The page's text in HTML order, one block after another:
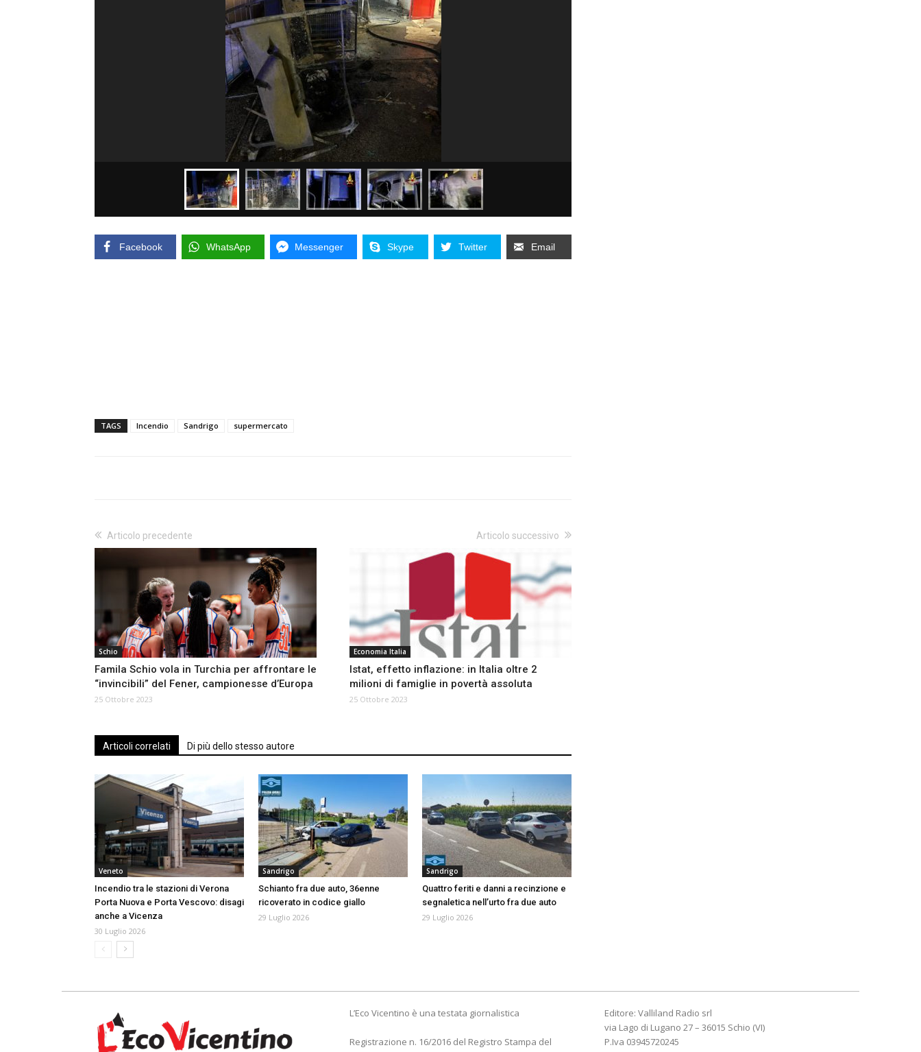
Facebook WhatsApp Messenger Skype Twitter Email
TAGS Incendio Sandrigo supermercato
Articolo precedente
Schio
Famila Schio vola in Turchia per affrontare le
“invincibili” del Fener, campionesse d’Europa
25 Ottobre 2023
Articolo successivo
Economia Italia
Istat, effetto inflazione: in Italia oltre 2
milioni di famiglie in povertà assoluta
25 Ottobre 2023
Articoli correlati Di più dello stesso autore
Veneto
Incendio tra le stazioni di Verona
Porta Nuova e Porta Vescovo: disagi
anche a Vicenza
30 Luglio 2026
Sandrigo
Schianto fra due auto, 36enne
ricoverato in codice giallo
29 Luglio 2026
Sandrigo
Quattro feriti e danni a recinzione e
segnaletica nell’urto fra due auto
29 Luglio 2026
L’Eco Vicentino è una testata giornalistica
Registrazione n. 16/2016 del Registro Stampa del
Editore: Valliland Radio srl
via Lago di Lugano 27 – 36015 Schio (VI)
P.Iva 03945720245